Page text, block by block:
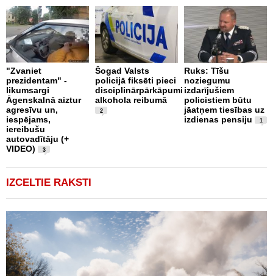
"Zvaniet
prezidentam" -
likumsargi
Āgenskalnā aiztur
agresīvu un,
iespējams,
iereibušu
autovadītāju (+
VIDEO)
3
Šogad Valsts
policijā fiksēti pieci
disciplinārpārkāpumi
alkohola reibumā
2
Ruks: Tīšu
noziegumu
izdarījušiem
policistiem būtu
jāatņem tiesības uz
izdienas pensiju
1
IZCELTIE RAKSTI